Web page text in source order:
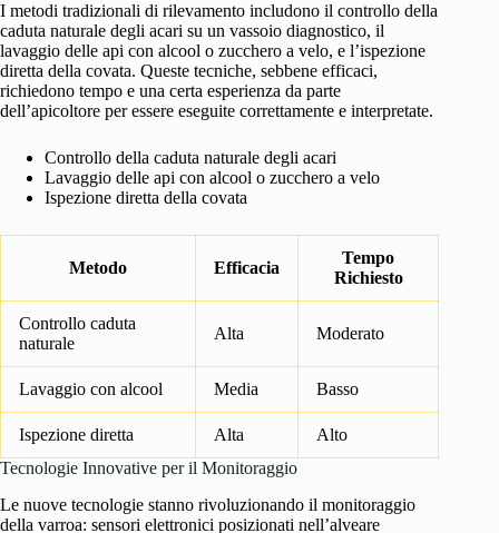
I metodi tradizionali di rilevamento includono il controllo della
caduta naturale degli acari su un vassoio diagnostico, il
lavaggio delle api con alcool o zucchero a velo, e l’ispezione
diretta della covata. Queste tecniche, sebbene efficaci,
richiedono tempo e una certa esperienza da parte
dell’apicoltore per essere eseguite correttamente e interpretate.
Controllo della caduta naturale degli acari
Lavaggio delle api con alcool o zucchero a velo
Ispezione diretta della covata
Metodo Efficacia
Tempo
Richiesto
Controllo caduta
naturale
Alta Moderato
Lavaggio con alcool Media Basso
Ispezione diretta Alta
Alto
Tecnologie Innovative per il Monitoraggio
Le nuove tecnologie stanno rivoluzionando il monitoraggio
della varroa: sensori elettronici posizionati nell’alveare